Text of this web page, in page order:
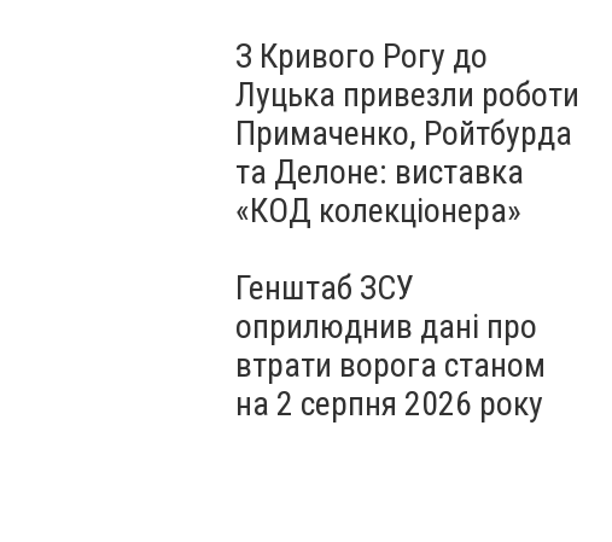
З Кривого Рогу до
Луцька привезли роботи
Примаченко, Ройтбурда
та Делоне: виставка
«КОД колекціонера»
Генштаб ЗСУ
оприлюднив дані про
втрати ворога станом
на 2 серпня 2026 року